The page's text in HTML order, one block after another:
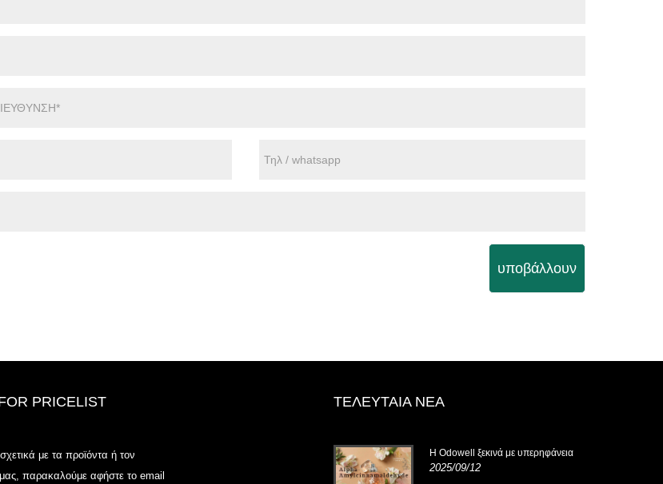
υποβάλλουν
PRICELIST
με τα προϊόντα ή τον
παρακαλούμε αφήστε το email
ΤΕΛΕΥΤΑΊΑ ΝΈΑ
2025.07.25
Η Odowell ξεκινά με υπερηφάνεια
2025/09/12